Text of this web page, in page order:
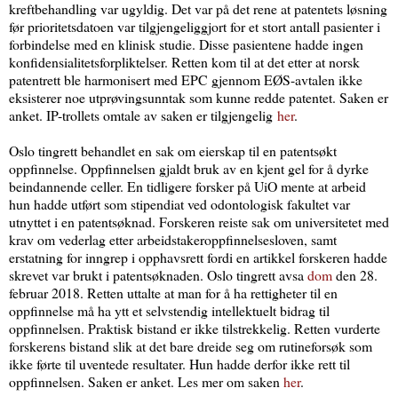
kreftbehandling var ugyldig. Det var på det rene at patentets løsning
før prioritetsdatoen var tilgjengeliggjort for et stort antall pasienter i
forbindelse med en klinisk studie. Disse pasientene hadde ingen
konfidensialitetsforpliktelser. Retten kom til at det etter at norsk
patentrett ble harmonisert med EPC gjennom EØS-avtalen ikke
eksisterer noe utprøvingsunntak som kunne redde patentet. Saken er
anket. IP-trollets omtale av saken er tilgjengelig her.
Oslo tingrett behandlet en sak om eierskap til en patentsøkt
oppfinnelse. Oppfinnelsen gjaldt bruk av en kjent gel for å dyrke
beindannende celler. En tidligere forsker på UiO mente at arbeid
hun hadde utført som stipendiat ved odontologisk fakultet var
utnyttet i en patentsøknad. Forskeren reiste sak om universitetet med
krav om vederlag etter arbeidstakeroppfinnelsesloven, samt
erstatning for inngrep i opphavsrett fordi en artikkel forskeren hadde
skrevet var brukt i patentsøknaden. Oslo tingrett avsa domden 28.
februar 2018. Retten uttalte at man for å ha rettigheter til en
oppfinnelse må ha ytt et selvstendig intellektuelt bidrag til
oppfinnelsen. Praktisk bistand er ikke tilstrekkelig. Retten vurderte
forskerens bistand slik at det bare dreide seg om rutineforsøk som
ikke førte til uventede resultater. Hun hadde derfor ikke rett til
oppfinnelsen. Saken er anket. Les mer om saken her.